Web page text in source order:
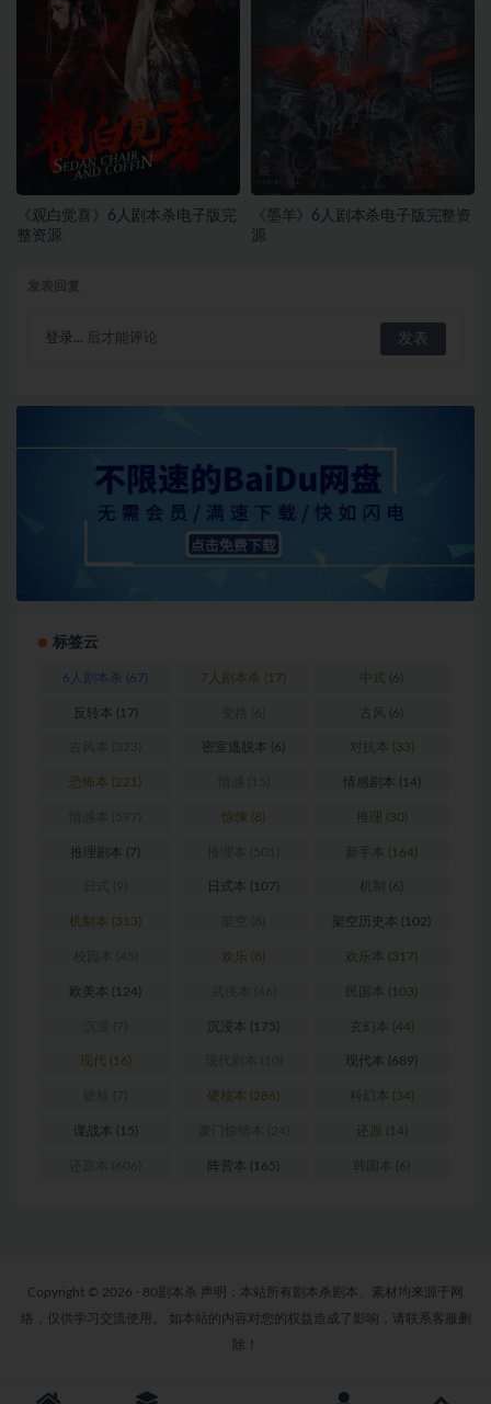
《观白觉喜》6人剧本杀电子版完
整资源
《墨羊》6人剧本杀电子版完整资
源
登录... 后才能评论
标签云
6人剧本杀 (67) 7人剧本杀 (17) 中式 (6)
反转本 (17) 古风 (6)
密室逃脱本 (6) 对抗本 (33)
恐怖本 (221) 情感剧本 (14)
惊悚 (8) 推理 (30)
推理剧本 (7) 新手本 (164)
日式本 (107) 机制 (6)
机制本 (313) 架空历史本 (102)
欢乐 (8) 欢乐本 (317)
欧美本 (124) 民国本 (103)
沉浸本 (175) 玄幻本 (44)
现代 (16) 现代本 (689)
硬核本 (286) 科幻本 (34)
谍战本 (15) 还原 (14)
阵营本 (165) 韩国本 (6)
Copyright © 2026 · 80剧本杀 声明：本站所有剧本杀剧本、素材均来源于网
络，仅供学习交流使用。 如本站的内容对您的权益造成了影响，请联系客服删
除！